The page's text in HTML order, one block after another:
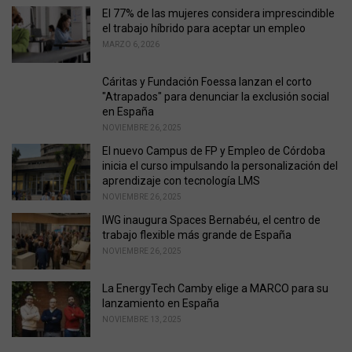
o
r
e
El 77% de las mujeres considera imprescindible
el trabajo híbrido para aceptar un empleo
MARZO 6, 2026
Cáritas y Fundación Foessa lanzan el corto
"Atrapados" para denunciar la exclusión social
en España
NOVIEMBRE 26, 2025
El nuevo Campus de FP y Empleo de Córdoba
inicia el curso impulsando la personalización del
aprendizaje con tecnología LMS
NOVIEMBRE 26, 2025
IWG inaugura Spaces Bernabéu, el centro de
trabajo flexible más grande de España
NOVIEMBRE 26, 2025
La EnergyTech Camby elige a MARCO para su
lanzamiento en España
NOVIEMBRE 13, 2025